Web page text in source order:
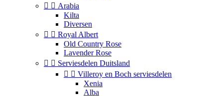
  Arabia
Kilta
Diversen
  Royal Albert
Old Country Rose
Lavender Rose
  Serviesdelen Duitsland
  Villeroy en Boch serviesdelen
Xenia
Alba